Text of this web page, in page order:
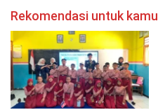
Rekomendasi untuk kamu